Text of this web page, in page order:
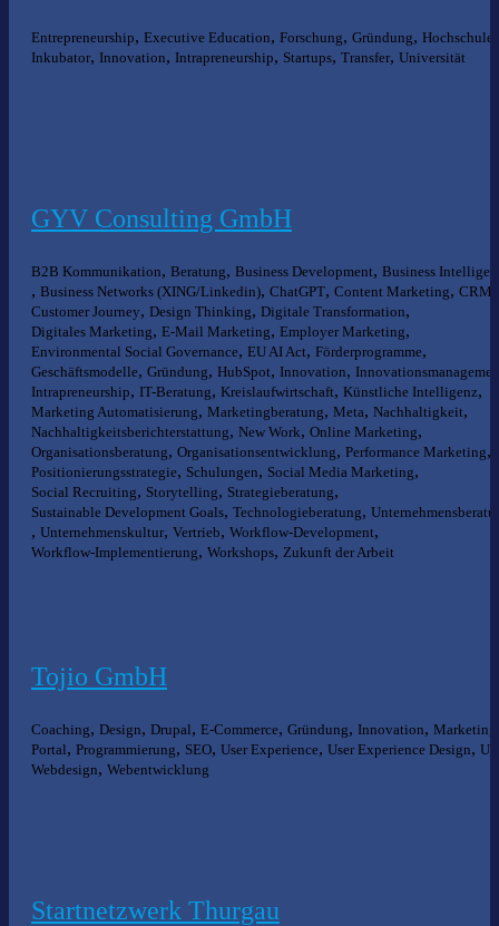
Entrepreneurship, Executive Education, Forschung, Gründung, Hochschule
Inkubator, Innovation, Intrapreneurship, Startups, Transfer, Universität
GYV Consulting GmbH
B2B Kommunikation, Beratung, Business Development, Business
, Business Networks (XING/Linkedin), ChatGPT, Content Marketing, CRM
Customer Journey, Design Thinking, Digitale Transformation,
Digitales Marketing, E-Mail Marketing, Employer Marketing,
Environmental Social Governance, EU AI Act, Förderprogramme,
Geschäftsmodelle, Gründung, HubSpot, Innovation,
Intrapreneurship, IT-Beratung, Kreislaufwirtschaft, Künstliche Intelligenz,
Marketing Automatisierung, Marketingberatung, Meta, Nachhaltigkeit,
Nachhaltigkeitsberichterstattung, New Work, Online Marketing,
Organisationsberatung, Organisationsentwicklung, Performance Marketing,
Positionierungsstrategie, Schulungen, Social Media Marketing,
Social Recruiting, Storytelling, Strategieberatung,
Sustainable Development Goals, Technologieberatung,
, Unternehmenskultur, Vertrieb, Workflow-Development,
Workflow-Implementierung, Workshops, Zukunft der Arbeit
Tojio GmbH
Coaching, Design, Drupal, E-Commerce, Gründung, Innovation, Marketing
Portal, Programmierung, SEO, User Experience, User Experience Design, UX
Webdesign, Webentwicklung
Startnetzwerk Thurgau